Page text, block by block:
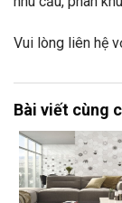
Vui lòng liên hệ
Bài viết cùng